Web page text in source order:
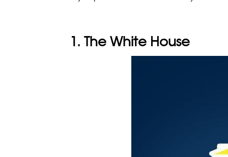
1. The White House